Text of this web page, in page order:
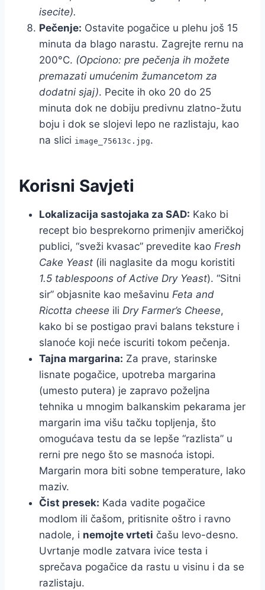
isecite).
Pečenje: Ostavite pogačice u plehu još 15
minuta da blago narastu. Zagrejte rernu na
200°C. (Opciono: pre pečenja ih možete
premazati umućenim žumancetom za
dodatni sjaj). Pecite ih oko 20 do 25
minuta dok ne dobiju predivnu zlatno-žutu
boju i dok se slojevi lepo ne razlistaju, kao
na slici image_75613c.jpg.
Korisni Savjeti
Lokalizacija sastojaka za SAD: Kako bi
recept bio besprekorno primenjiv američkoj
publici, “sveži kvasac” prevedite kao Fresh
Cake Yeast (ili naglasite da mogu koristiti
1.5 tablespoons of Active Dry Yeast). “Sitni
sir” objasnite kao mešavinu Feta and
Ricotta cheese ili Dry Farmer’s Cheese,
kako bi se postigao pravi balans teksture i
slanoće koji neće iscuriti tokom pečenja.
Tajna margarina: Za prave, starinske
lisnate pogačice, upotreba margarina
(umesto putera) je zapravo poželjna
tehnika u mnogim balkanskim pekarama jer
margarin ima višu tačku topljenja, što
omogućava testu da se lepše “razlista” u
rerni pre nego što se masnoća istopi.
Margarin mora biti sobne temperature, lako
maziv.
Čist presek: Kada vadite pogačice
modlom ili čašom, pritisnite oštro i ravno
nadole, i nemojte vrteti čašu levo-desno.
Uvrtanje modle zatvara ivice testa i
sprečava pogačice da rastu u visinu i da se
razlistaju.